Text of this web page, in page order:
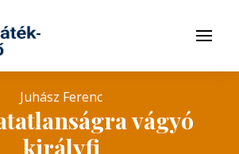
Menü
Juhász Ferenc
vágyó
királyfi